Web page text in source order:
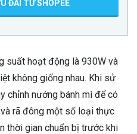
ĐÃI TỪ SHOPEE
suất hoạt động là 930W và
không giống nhau. Khi sử
chỉnh nướng bánh mì để có
rã đông một số loại thực
thời gian chuẩn bị trước khi